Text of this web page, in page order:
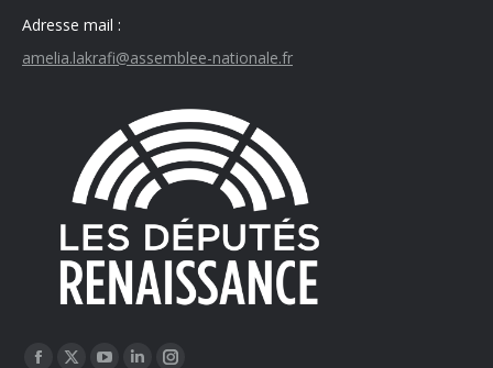
Adresse mail :
amelia.lakrafi@assemblee-nationale.fr
Trouvez nous sur :